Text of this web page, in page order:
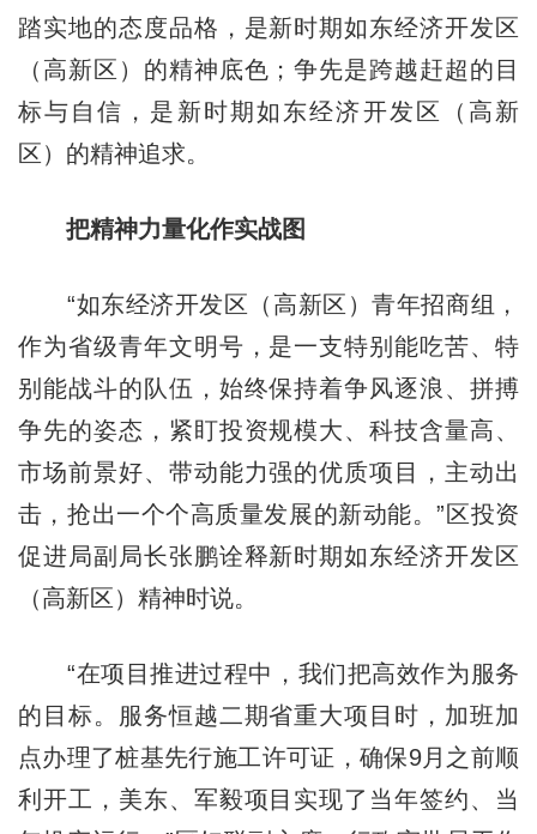
踏实地的态度品格，是新时期如东经济开发区
（高新区）的精神底色；争先是跨越赶超的目
标与自信，是新时期如东经济开发区（高新
区）的精神追求。
把精神力量化作实战图
“如东经济开发区（高新区）青年招商组，
作为省级青年文明号，是一支特别能吃苦、特
别能战斗的队伍，始终保持着争风逐浪、拼搏
争先的姿态，紧盯投资规模大、科技含量高、
市场前景好、带动能力强的优质项目，主动出
击，抢出一个个高质量发展的新动能。”区投资
促进局副局长张鹏诠释新时期如东经济开发区
（高新区）精神时说。
“在项目推进过程中，我们把高效作为服务
的目标。服务恒越二期省重大项目时，加班加
点办理了桩基先行施工许可证，确保9月之前顺
利开工，美东、军毅项目实现了当年签约、当